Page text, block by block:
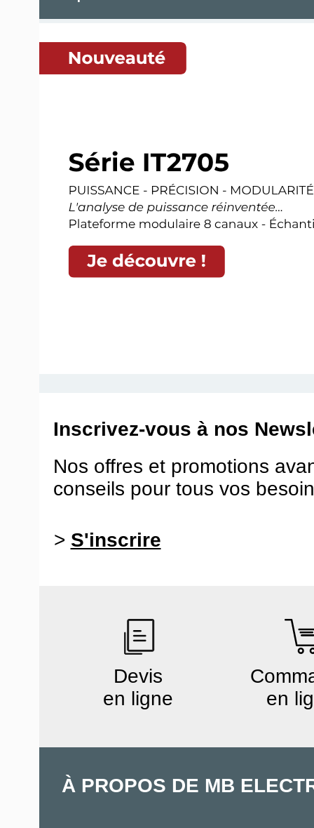
Inscrivez-vous à nos
Nos offres et promotions
conseils pour tous vos
> S'inscrire
Devis
en ligne
en
À PROPOS DE MB